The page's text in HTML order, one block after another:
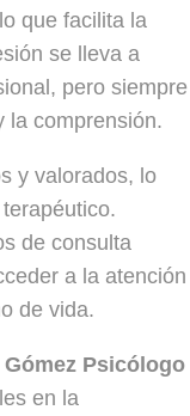
que facilita la
se lleva a
pero siempre
la comprensión.
y valorados, lo
de consulta
a la atención
de vida.
Gómez Psicólogo
en la